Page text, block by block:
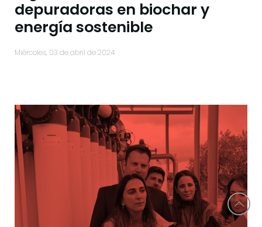
depuradoras en biochar y
energía sostenible
miércoles, 03 de abril de 2024